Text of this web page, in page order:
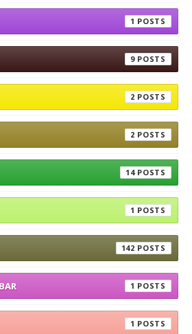
1
9
2
2
14
1
142
1
1